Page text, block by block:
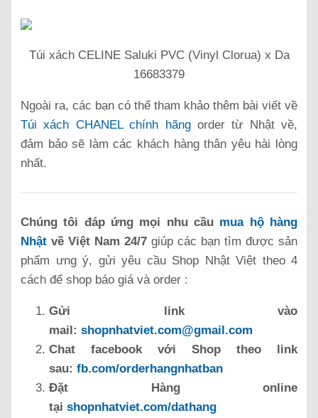
Túi xách CELINE Saluki PVC (Vinyl Clorua) x Da
16683379
Ngoài ra, các bạn có thể tham khảo thêm bài viết về
Túi xách CHANEL chính hãngorder từ Nhật về,
đảm bảo sẽ làm các khách hàng thân yêu hài lòng
nhất.
Chúng tôi đáp ứng mọi nhu cầu mua hộ hàng
Nhật về Việt Nam 24/7 giúp các bạn tìm được sản
phẩm ưng ý, gửi yêu cầu Shop Nhật Việt theo 4
cách để shop báo giá và order :
Gửi link vào
mail: shopnhatviet.com@gmail.com
Chat facebook với Shop theo link
sau: fb.com/orderhangnhatban
Đặt Hàng online
tại shopnhatviet.com/dathang